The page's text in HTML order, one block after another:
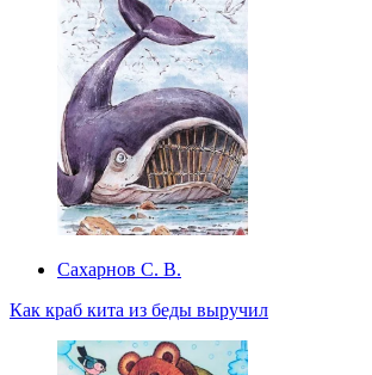
Сахарнов С. В.
Как краб кита из беды выручил